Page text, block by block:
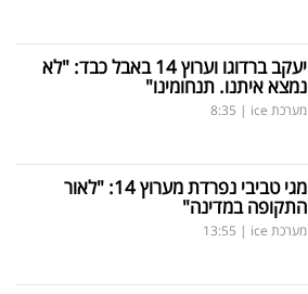
יעקב ברדוגו וערוץ 14 באבל כבד: "לא
נמצא איתנו. תנחומינו"
מערכת ice |
8:35
מגי טביבי נפרדת מערוץ 14: "לאור
התקופה במדינה"
מערכת ice |
13:55